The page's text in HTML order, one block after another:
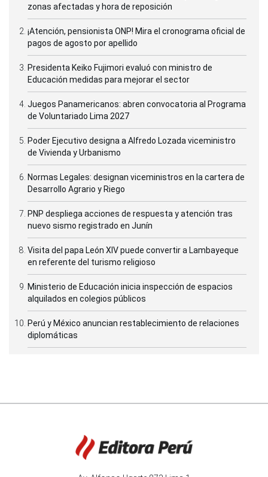
zonas afectadas y hora de reposición
¡Atención, pensionista ONP! Mira el cronograma oficial de
pagos de agosto por apellido
Presidenta Keiko Fujimori evaluó con ministro de
Educación medidas para mejorar el sector
Juegos Panamericanos: abren convocatoria al Programa
de Voluntariado Lima 2027
Poder Ejecutivo designa a Alfredo Lozada viceministro
de Vivienda y Urbanismo
Normas Legales: designan viceministros en la cartera de
Desarrollo Agrario y Riego
PNP despliega acciones de respuesta y atención tras
nuevo sismo registrado en Junín
Visita del papa León XIV puede convertir a Lambayeque
en referente del turismo religioso
Ministerio de Educación inicia inspección de espacios
alquilados en colegios públicos
Perú y México anuncian restablecimiento de relaciones
diplomáticas